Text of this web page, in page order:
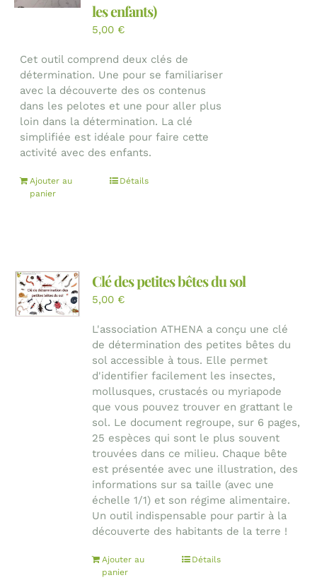
les enfants)
5,00 €
Cet outil comprend deux clés de
détermination. Une pour se familiariser
avec la découverte des os contenus
dans les pelotes et une pour aller plus
loin dans la détermination. La clé
simplifiée est idéale pour faire cette
activité avec des enfants.
Ajouter au
panier
Détails
Clé des petites bêtes du sol
5,00 €
L'association ATHENA a conçu une clé
de détermination des petites bêtes du
sol accessible à tous. Elle permet
d'identifier facilement les insectes,
mollusques, crustacés ou myriapode
que vous pouvez trouver en grattant le
sol. Le document regroupe, sur 6 pages,
25 espèces qui sont le plus souvent
trouvées dans ce milieu. Chaque bête
est présentée avec une illustration, des
informations sur sa taille (avec une
échelle 1/1) et son régime alimentaire.
Un outil indispensable pour partir à la
découverte des habitants de la terre !
Ajouter au
panier
Détails